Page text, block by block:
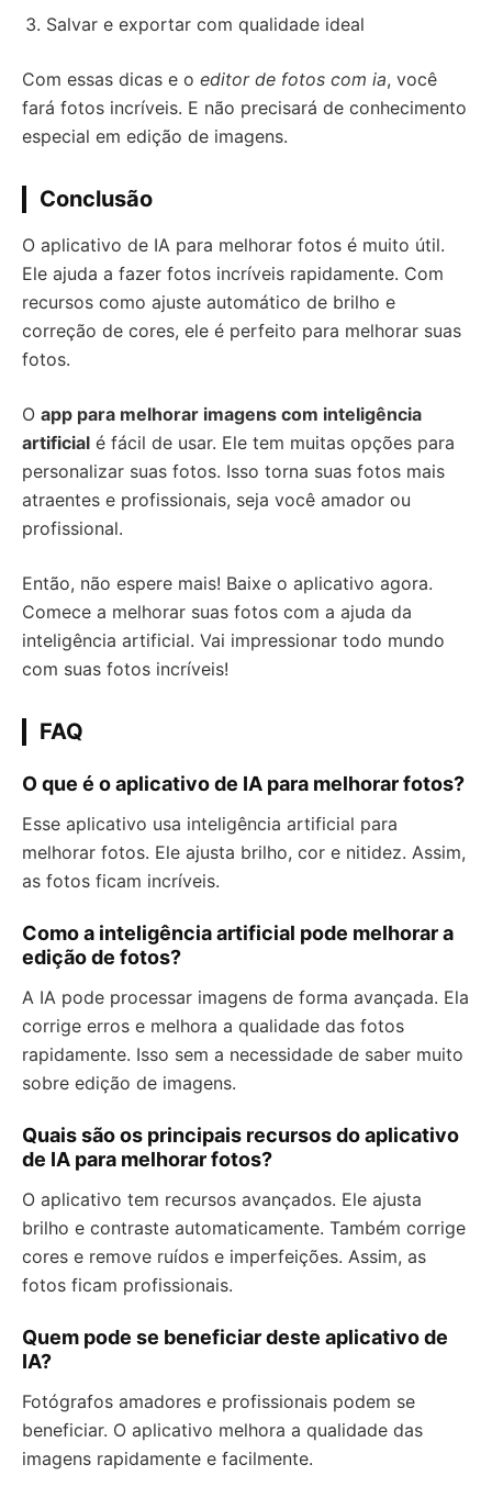
Salvar e exportar com qualidade ideal
Com essas dicas e o editor de fotos com ia, você
fará fotos incríveis. E não precisará de conhecimento
especial em edição de imagens.
Conclusão
O aplicativo de IA para melhorar fotos é muito útil.
Ele ajuda a fazer fotos incríveis rapidamente. Com
recursos como ajuste automático de brilho e
correção de cores, ele é perfeito para melhorar suas
fotos.
O app para melhorar imagens com inteligência
artificial é fácil de usar. Ele tem muitas opções para
personalizar suas fotos. Isso torna suas fotos mais
atraentes e profissionais, seja você amador ou
profissional.
Então, não espere mais! Baixe o aplicativo agora.
Comece a melhorar suas fotos com a ajuda da
inteligência artificial. Vai impressionar todo mundo
com suas fotos incríveis!
FAQ
O que é o aplicativo de IA para melhorar fotos?
Esse aplicativo usa inteligência artificial para
melhorar fotos. Ele ajusta brilho, cor e nitidez. Assim,
as fotos ficam incríveis.
Como a inteligência artificial pode melhorar a
edição de fotos?
A IA pode processar imagens de forma avançada. Ela
corrige erros e melhora a qualidade das fotos
rapidamente. Isso sem a necessidade de saber muito
sobre edição de imagens.
Quais são os principais recursos do aplicativo
de IA para melhorar fotos?
O aplicativo tem recursos avançados. Ele ajusta
brilho e contraste automaticamente. Também corrige
cores e remove ruídos e imperfeições. Assim, as
fotos ficam profissionais.
Quem pode se beneficiar deste aplicativo de
IA?
Fotógrafos amadores e profissionais podem se
beneficiar. O aplicativo melhora a qualidade das
imagens rapidamente e facilmente.